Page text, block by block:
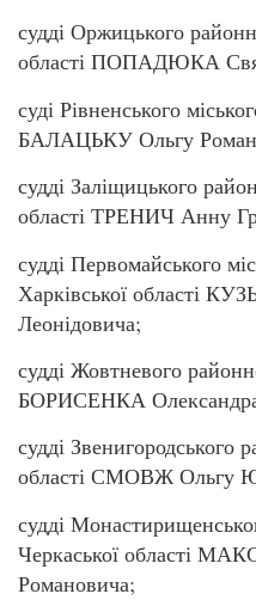
судді Оржицького
області ПОПАДЮКА
суді Рівненського
БАЛАЦЬКУ Ольгу
судді Заліщицького
області ТРЕНИЧ Анну
судді Первомайського
Харківської області
Леонідовича;
судді Жовтневого
БОРИСЕНКА
судді Звенигородського
області СМОВЖ Ольгу
судді
Черкаської області
Романовича;